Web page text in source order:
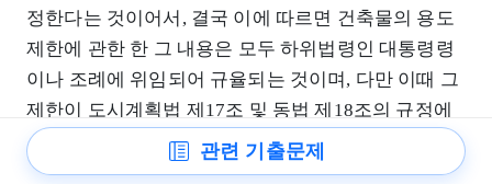
정한다는 것이어서, 결국 이에 따르면 건축물의 용도
제한에 관한 한 그 내용은 모두 하위법령인 대통령령
이나 조례에 위임되어 규율되는 것이며, 다만 이때 그
제한이 도시계획법 제17조 및 동법 제18조의 규정에
의한 지역 및 지구 지정의 목적에 적합하여야 한다는
추상적인 기준만이 있는 셈이 된다. 따라서 위에서 본
관련 기출문제